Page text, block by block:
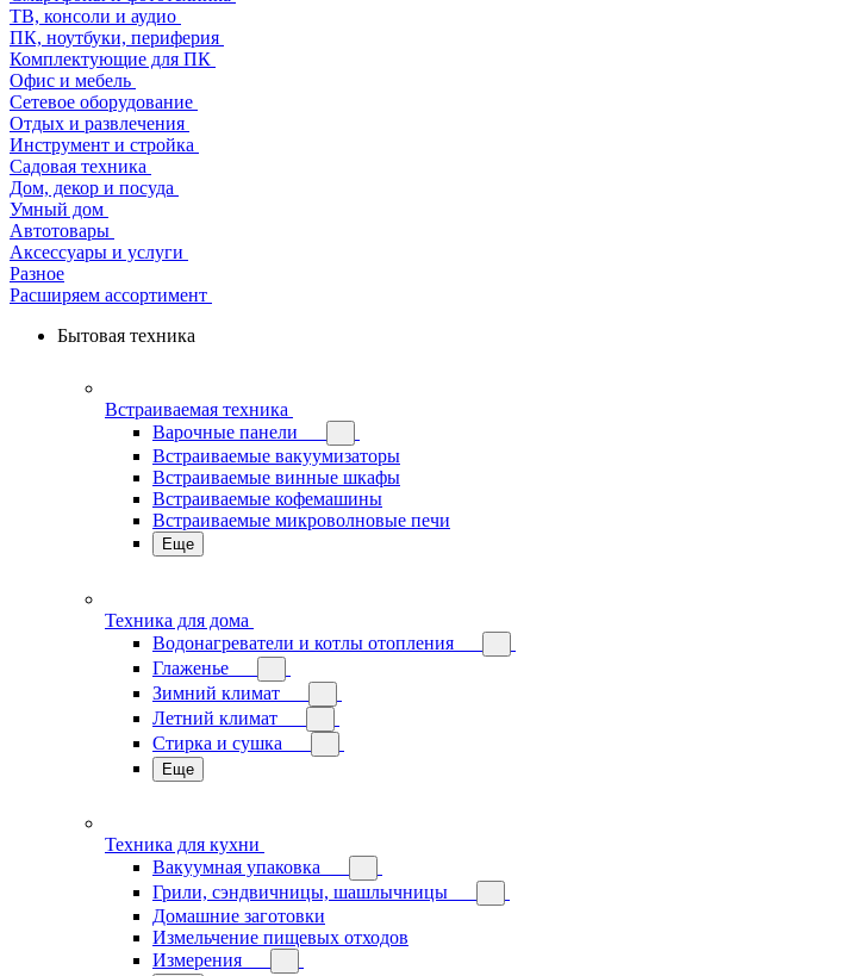
ТВ, консоли и аудио
ПК, ноутбуки, периферия
Комплектующие для ПК
Офис и мебель
Сетевое оборудование
Отдых и развлечения
Инструмент и стройка
Садовая техника
Дом, декор и посуда
Умный дом
Автотовары
Аксессуары и услуги
Разное
Расширяем ассортимент
Бытовая техника
Встраиваемая техника
Варочные панели
Встраиваемые вакуумизаторы
Встраиваемые винные шкафы
Встраиваемые кофемашины
Встраиваемые микроволновые печи
Еще
Техника для дома
Водонагреватели и котлы отопления
Глаженье
Зимний климат
Летний климат
Стирка и сушка
Еще
Техника для кухни
Вакуумная упаковка
Грили, сэндвичницы, шашлычницы
Домашние заготовки
Измельчение пищевых отходов
Измерения